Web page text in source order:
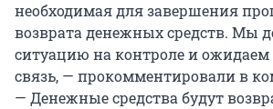
необходимая для завершения
возврата денежных средств. Мы
ситуацию на контроле и
связь, — прокомментировали в
— Денежные средства будут